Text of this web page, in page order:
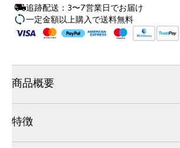
追跡配送：3〜7営業日でお届け
一定金額以上購入で送料無料
商品概要
特徴